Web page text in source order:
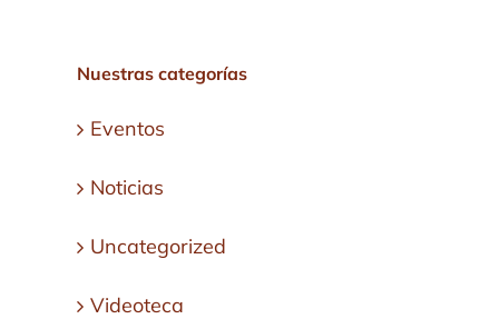
Nuestras categorías
Eventos
Noticias
Uncategorized
Videoteca